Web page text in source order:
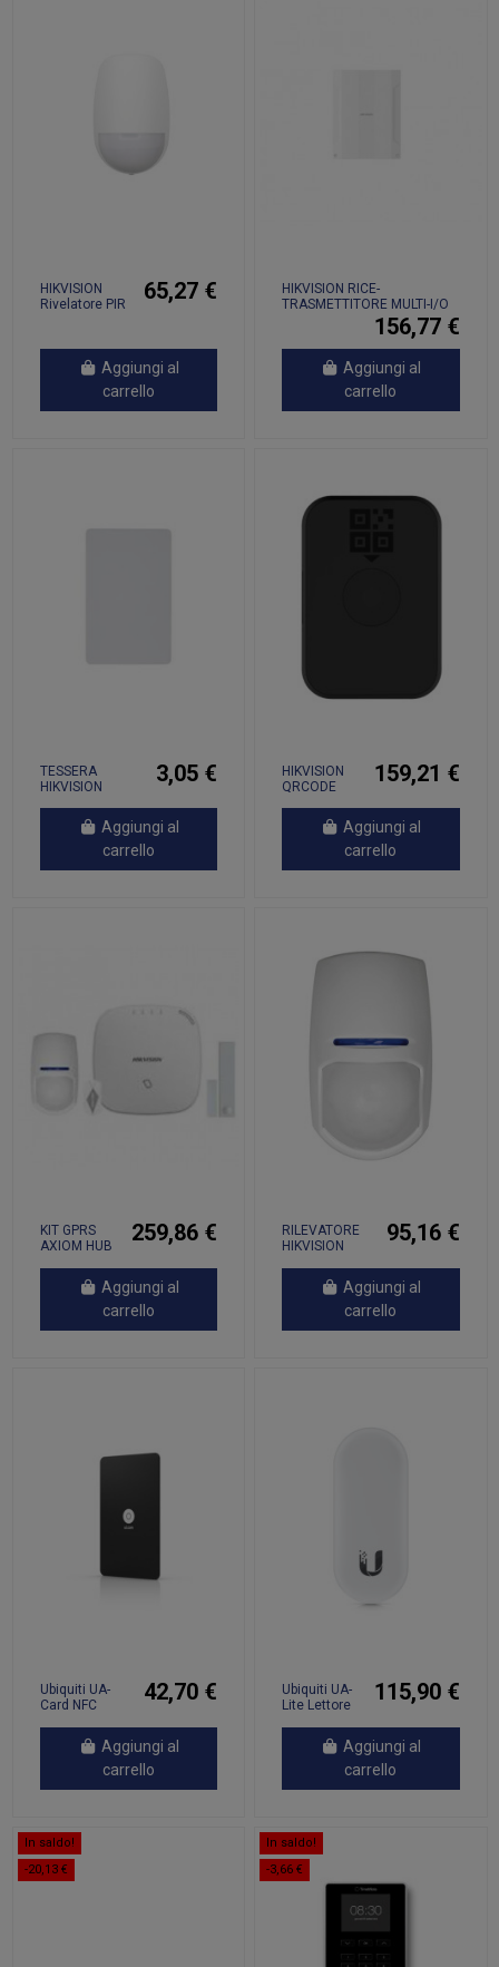
HIKVISION
Rivelatore PIR
1600MT
BATTERIA 5
PDP15P-EG2-
WE
65,27 €
Aggiungi al
carrello
HIKVISION RICE-
TRASMETTITORE MULTI-I/O
FILARE-WIRELESS per AXPro
16 ingressi - 2 uscite...
156,77 €
Aggiungi al
carrello
TESSERA
HIKVISION
3,05 €
Aggiungi al
carrello
HIKVISION
QRCODE
DISPOSITIVI
159,21 €
Aggiungi al
carrello
KIT GPRS
AXIOM HUB
259,86 €
Aggiungi al
carrello
RILEVATORE
HIKVISION
TECNOLOGIA
DA INTERNO
95,16 €
Aggiungi al
carrello
Ubiquiti UA-
Card NFC
42,70 €
Aggiungi al
carrello
Ubiquiti UA-
Lite Lettore
Bluetooth
115,90 €
Aggiungi al
carrello
In saldo!
-20,13 €
In saldo!
-3,66 €